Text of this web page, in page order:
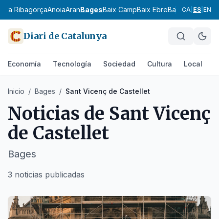
Alta RibagorçaAnoiaAranBagesBaix CampBaix EbreBaix Empordà
CA ES EN
Diari de Catalunya
Economía Tecnología Sociedad Cultura Local
Inicio / Bages / Sant Vicenç de Castellet
Noticias de Sant Vicenç
de Castellet
Bages
3 noticias publicadas